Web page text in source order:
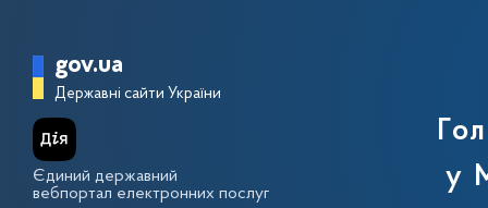
Головна сторінка Державної
gov.ua
Державні сайти України
Єдиний державний
вебпортал електронних послуг
у